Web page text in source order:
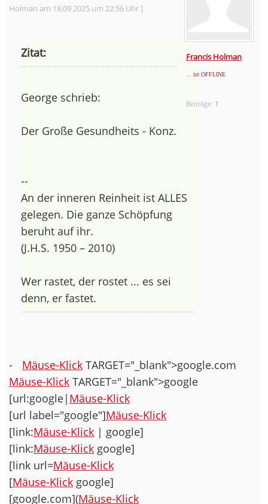
Francis Holman
... ist OFFLINE
Beiträge: 1
Holman am 18.09.2025 um 22:56 Uhr ]
Zitat:
George schrieb:
Der Große Gesundheits - Konz.
--
An der inneren Reinheit ist ALLES
gelegen. Die ganze Schöpfung
beruht auf ihr.
(J.H.S. 1950 – 2010)
Wer rastet, der rostet ... es sei
denn, er fastet.
- Mäuse-Klick TARGET="_blank">google.com
Mäuse-Klick TARGET="_blank">google
[url:google| Mäuse-Klick
[url label="google"]Mäuse-Klick
[link:Mäuse-Klick | google]
[link:Mäuse-Klick google]
[link url=Mäuse-Klick
[Mäuse-Klick google]
[google.com](Mäuse-Klick